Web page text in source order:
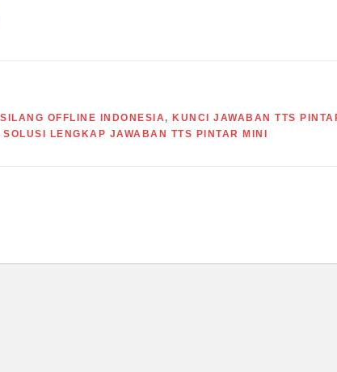
OFFLINE INDONESIA, KUNCI JAWABAN TTS
SOLUSI LENGKAP JAWABAN TTS PINTAR MINI